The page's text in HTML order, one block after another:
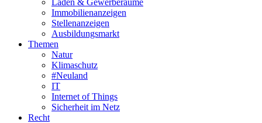
Läden & Gewerberäume
Immobilienanzeigen
Stellenanzeigen
Ausbildungsmarkt
Themen
Natur
Klimaschutz
#Neuland
IT
Internet of Things
Sicherheit im Netz
Recht